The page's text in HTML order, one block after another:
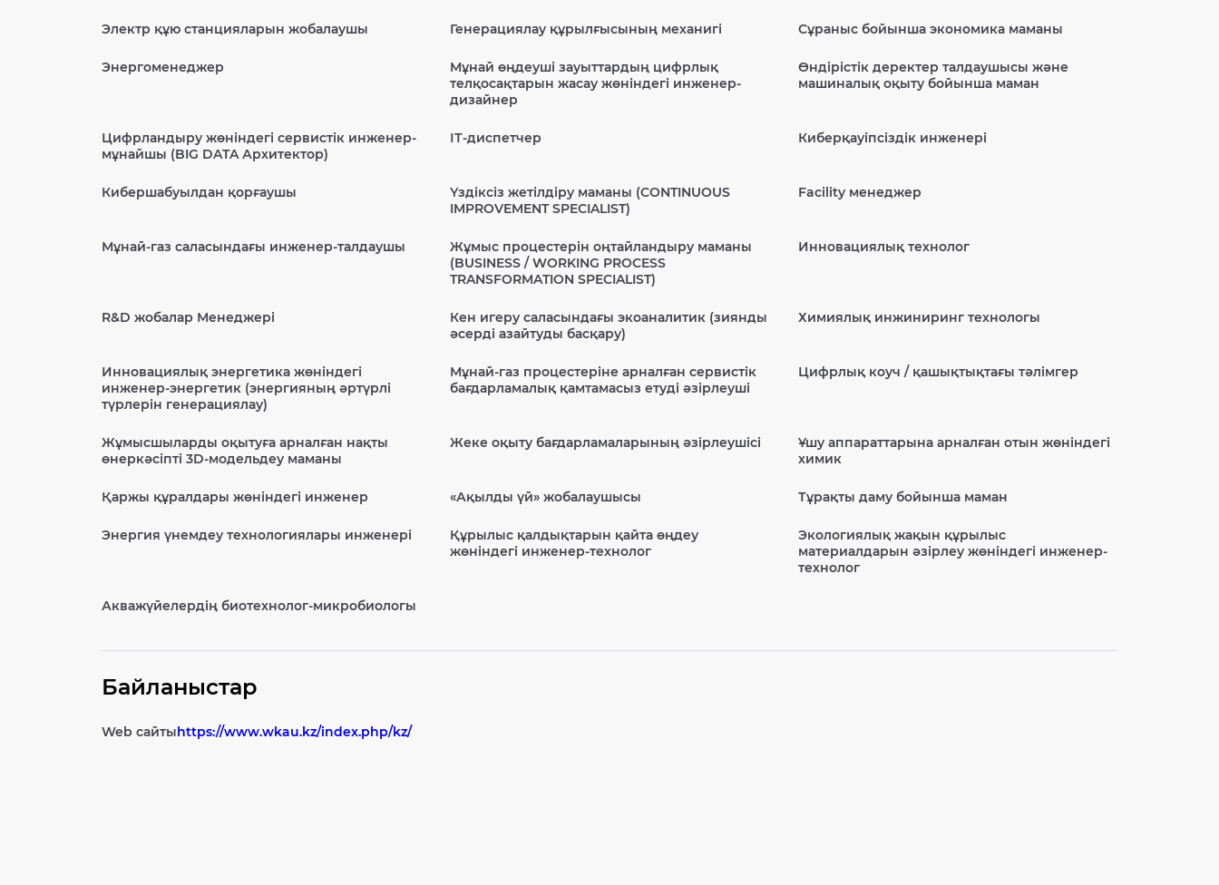
Электр құю станцияларын жобалаушы Генерациялау құрылғысының механигі Сұраныс бойынша экономика маманы
Энергоменеджер
Мұнай өңдеуші зауыттардың цифрлық
телқосақтарын жасау жөніндегі инженер-
дизайнер
Өндірістік деректер талдаушысы және
машиналық оқыту бойынша маман
Цифрландыру жөніндегі сервистік инженер-
мұнайшы (BIG DATA Архитектор)
ІТ-диспетчер Киберқауіпсіздік инженері
Кибершабуылдан қорғаушы
Үздіксіз жетілдіру маманы (CONTINUOUS
IMPROVEMENT SPECIALIST)
Facility менеджер
Мұнай-газ саласындағы инженер-талдаушы
Жұмыс процестерін оңтайландыру маманы
(BUSINESS / WORKING PROCESS
TRANSFORMATION SPECIALIST)
Инновациялық технолог
R&D жобалар Менеджері
Кен игеру саласындағы экоаналитик (зиянды
әсерді азайтуды басқару)
Химиялық инжиниринг технологы
Инновациялық энергетика жөніндегі
инженер-энергетик (энергияның әртүрлі
түрлерін генерациялау)
Мұнай-газ процестеріне арналған сервистік
бағдарламалық қамтамасыз етуді әзірлеуші
Цифрлық коуч / қашықтықтағы тәлімгер
Жұмысшыларды оқытуға арналған нақты
өнеркәсіпті 3D-модельдеу маманы
Жеке оқыту бағдарламаларының әзірлеушісі
Ұшу аппараттарына арналған отын жөніндегі
химик
Қаржы құралдары жөніндегі инженер «Ақылды үй» жобалаушысы Тұрақты даму бойынша маман
Энергия үнемдеу технологиялары инженері
Құрылыс қалдықтарын қайта өңдеу
жөніндегі инженер-технолог
Экологиялық жақын құрылыс
материалдарын әзірлеу жөніндегі инженер-
технолог
Акважүйелердің биотехнолог-микробиологы
Байланыстар
Web сайтыhttps://www.wkau.kz/index.php/kz/